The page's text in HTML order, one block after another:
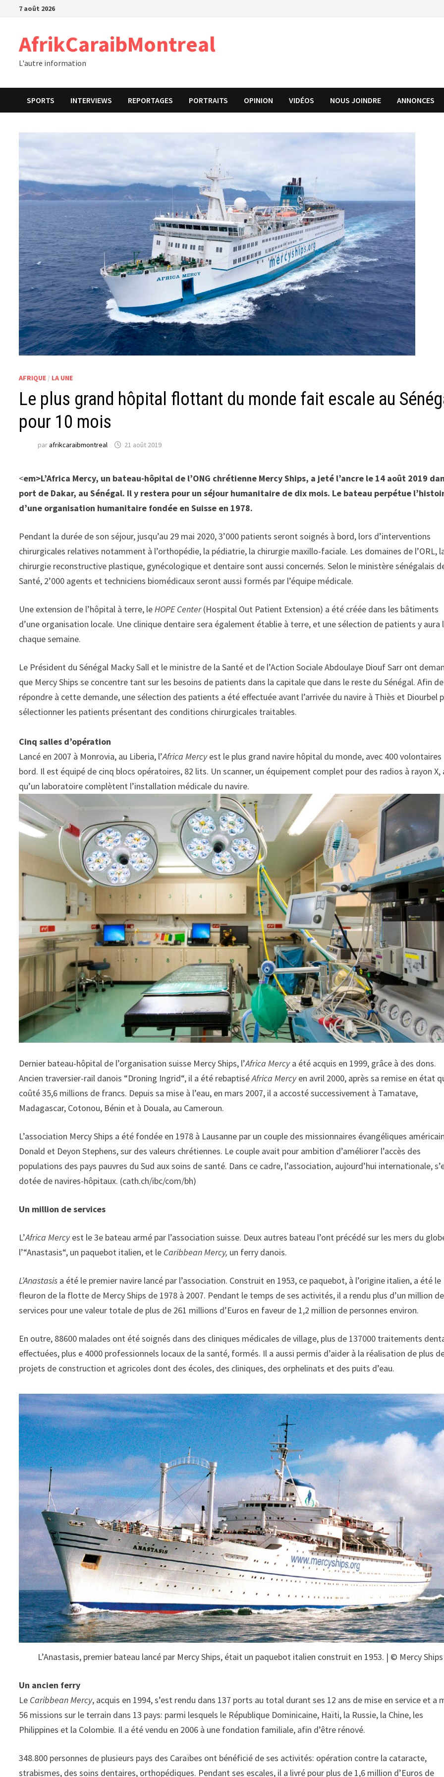
Passer7 août 2026
AfrikCaraibMontreal
L'autre information
SPORTS INTERVIEWS REPORTAGES PORTRAITS OPINION VIDÉOS NOUS JOINDRE ANNONCES
AFRIQUE / LA UNE
Le plus grand hôpital flottant du monde fait escale au
pour 10 mois
parafrikcaraibmontreal 21 août 2019
<em>L’Africa Mercy, un bateau-hôpital de l’ONG chrétienne Mercy Ships, a jeté l’ancre le 14 août 2019
port de Dakar, au Sénégal. Il y restera pour un séjour humanitaire de dix mois. Le bateau perpétue
d’une organisation humanitaire fondée en Suisse en 1978.
Pendant la durée de son séjour, jusqu’au 29 mai 2020, 3’000 patients seront soignés à bord, lors d’interventions
chirurgicales relatives notamment à l’orthopédie, la pédiatrie, la chirurgie maxillo-faciale. Les domaines de l’ORL,
chirurgie reconstructive plastique, gynécologique et dentaire sont aussi concernés. Selon le ministère sénégalais
Santé, 2’000 agents et techniciens biomédicaux seront aussi formés par l’équipe médicale.
Une extension de l’hôpital à terre, leHOPE Center(Hospital Out Patient Extension) a été créée dans les bâtiments
d’une organisation locale. Une clinique dentaire sera également établie à terre, et une sélection de patients y aura
chaque semaine.
Le Président du Sénégal Macky Sall et le ministre de la Santé et de l’Action Sociale Abdoulaye Diouf Sarr ont
que Mercy Ships se concentre tant sur les besoins de patients dans la capitale que dans le reste du Sénégal. Afin de
répondre à cette demande, une sélection des patients a été effectuée avant l’arrivée du navire à Thiès et Diourbel
sélectionner les patients présentant des conditions chirurgicales traitables.
Cinq salles d’opération
Lancé en 2007 à Monrovia, au Liberia, l’Africa Mercyest le plus grand navire hôpital du monde, avec 400 volontaires
bord. Il est équipé de cinq blocs opératoires, 82 lits. Un scanner, un équipement complet pour des radios à rayon X,
qu’un laboratoire complètent l’installation médicale du navire.
Dernier bateau-hôpital de l’organisation suisse Mercy Ships, l’Africa Mercya été acquis en 1999, grâce à des dons.
Ancien traversier-rail danois “Droning Ingrid“, il a été rebaptiséAfrica Mercyen avril 2000, après sa remise en état
coûté 35,6 millions de francs. Depuis sa mise à l’eau, en mars 2007, il a accosté successivement à Tamatave,
Madagascar, Cotonou, Bénin et à Douala, au Cameroun.
L’association Mercy Ships a été fondée en 1978 à Lausanne par un couple des missionnaires évangéliques
Donald et Deyon Stephens, sur des valeurs chrétiennes. Le couple avait pour ambition d’améliorer l’accès des
populations des pays pauvres du Sud aux soins de santé. Dans ce cadre, l’association, aujourd’hui internationale,
dotée de navires-hôpitaux. (cath.ch/ibc/com/bh)
Un million de services
L’Africa Mercyest le 3e bateau armé par l’association suisse. Deux autres bateau l’ont précédé sur les mers du
l’“Anastasis“, un paquebot italien, et le Caribbean Mercy, un ferry danois.
L’Anastasis a été le premier navire lancé par l’association. Construit en 1953, ce paquebot, à l’origine italien, a été le
fleuron de la flotte de Mercy Ships de 1978 à 2007. Pendant le temps de ses activités, il a rendu plus d’un million de
services pour une valeur totale de plus de 261 millions d’Euros en faveur de 1,2 million de personnes environ.
En outre, 88600 malades ont été soignés dans des cliniques médicales de village, plus de 137000 traitements
effectuées, plus e 4000 professionnels locaux de la santé, formés. Il a aussi permis d’aider à la réalisation de plus
projets de construction et agricoles dont des écoles, des cliniques, des orphelinats et des puits d’eau.
L’Anastasis, premier bateau lancé par Mercy Ships, était un paquebot italien construit en 1953. | © Mercy Ships
Un ancien ferry
Le Caribbean Mercy, acquis en 1994, s’est rendu dans 137 ports au total durant ses 12 ans de mise en service et a
56 missions sur le terrain dans 13 pays: parmi lesquels le République Dominicaine, Haïti, la Russie, la Chine, les
Philippines et la Colombie. Il a été vendu en 2006 à une fondation familiale, afin d’être rénové.
348.800 personnes de plusieurs pays des Caraïbes ont bénéficié de ses activités: opération contre la cataracte,
strabismes, des soins dentaires, orthopédiques. Pendant ses escales, il a livré pour plus de 1,6 million d’Euros de